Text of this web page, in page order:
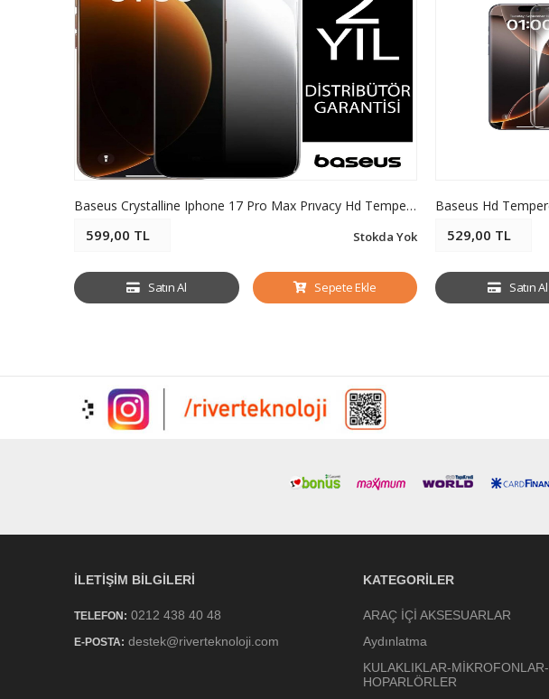
Baseus Crystalline Iphone 17 Pro Max Prıvacy Hd Temperli Cam Ekran Koruyucu
599,00 TL Stokda Yok
Satın Al Sepete Ekle
529,00 TL
Satın Al
İLETIŞIM BILGILERI
TELEFON: 0212 438 40 48
E-POSTA: destek@riverteknoloji.com
KATEGORILER
ARAÇ İÇİ AKSESUARLAR
Aydınlatma
KULAKLIKLAR-MİKROFONLAR-
HOPARLÖRLER